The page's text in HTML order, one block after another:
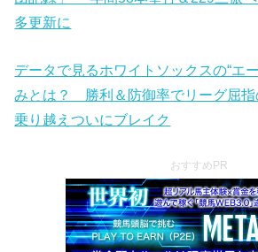
多更新に
データで見るホワイトソックスの“エ
みとは？ 勝利＆防御率でリーグ屈
乗り越えついにブレイク
おすすめPR